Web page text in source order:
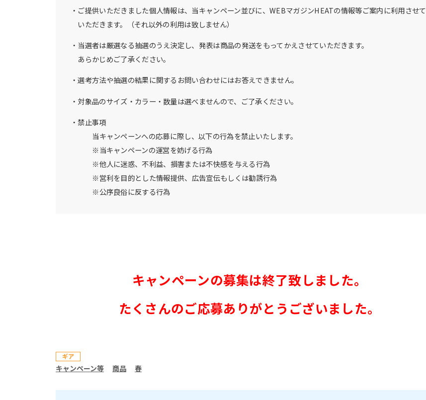
ご提供いただきました個人情報は、当キャンペーン並びに、WEBマガジンHEATの情報等ご案内に利用させて
いただきます。（それ以外の利用は致しません）
当選者は厳選なる抽選のうえ決定し、発表は商品の発送をもってかえさせていただきます。
あらかじめご了承ください。
選考方法や抽選の結果に関するお問い合わせにはお答えできません。
対象品のサイズ・カラー・数量は選べませんので、ご了承ください。
禁止事項
当キャンペーンへの応募に際し、以下の行為を禁止いたします。
※当キャンペーンの運営を妨げる行為
※他人に迷惑、不利益、損害または不快感を与える行為
※営利を目的とした情報提供、広告宣伝もしくは勧誘行為
※公序良俗に反する行為
キャンペーンの募集は終了致しました。
たくさんのご応募ありがとうございました。
ギア
キャンペーン等 商品 春